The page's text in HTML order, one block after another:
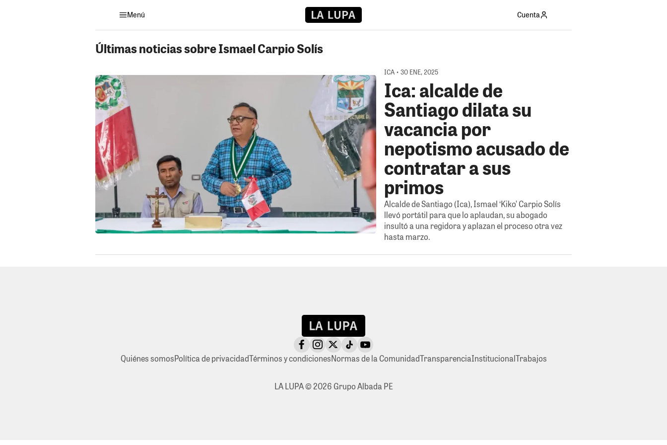
Menú Cuenta
Últimas noticias sobre Ismael Carpio Solís
ICA • 30 ENE, 2025
Ica: alcalde de
Santiago dilata su
vacancia por
nepotismo acusado de
contratar a sus
primos
Alcalde de Santiago (Ica), Ismael ‘Kiko’ Carpio Solís
llevó portátil para que lo aplaudan, su abogado
insultó a una regidora y aplazan el proceso otra vez
hasta marzo.
Quiénes somosPolítica de privacidadTérminos y condicionesNormas de la ComunidadTransparenciaInstitucionalTrabajos
LA LUPA © 2026 Grupo Albada PE